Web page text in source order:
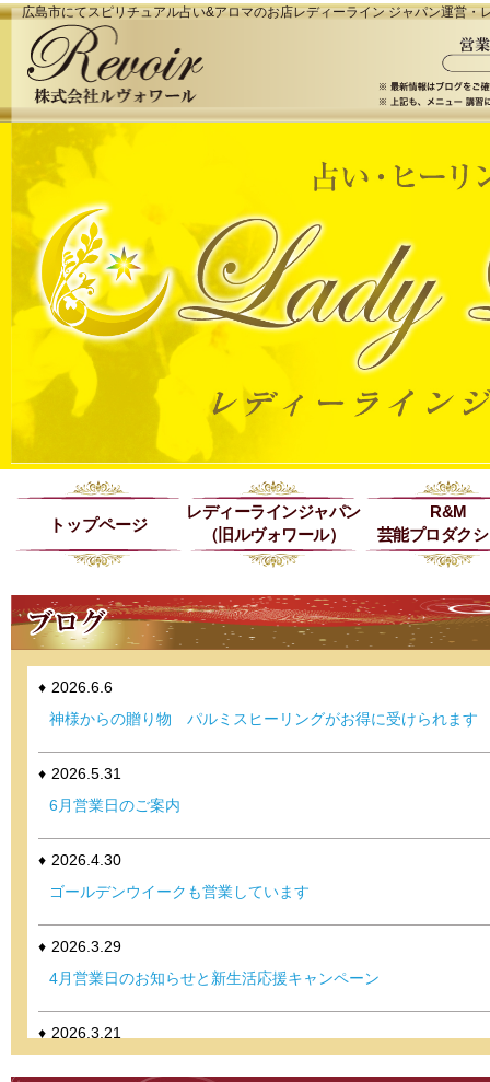
広島市にてスピリチュアル占い&アロマのお店レディーライン ジャパン運営
トップページ
レディーラインジャパン
（旧ルヴォワール）
R&M
芸能プロダク
2026.6.6
神様からの贈り物 パルミスヒーリングがお得に受けられます
2026.5.31
6月営業日のご案内
2026.4.30
ゴールデンウイークも営業しています
2026.3.29
4月営業日のお知らせと新生活応援キャンペーン
2026.3.21